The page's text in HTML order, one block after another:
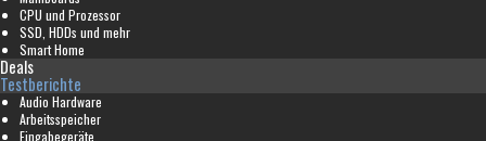
CPU und Prozessor
SSD, HDDs und mehr
Smart Home
Deals
Testberichte
Audio Hardware
Arbeitsspeicher
Eingabegeräte